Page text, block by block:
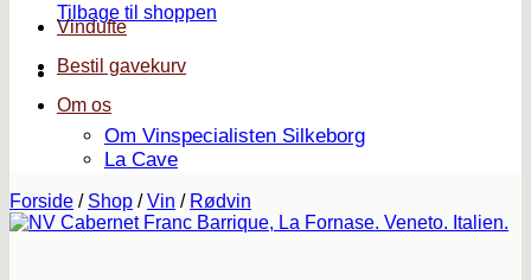
Tilbage til shoppen
Vindufte
Bestil gavekurv
Om os
Om Vinspecialisten Silkeborg
La Cave
Forside / Shop / Vin / Rødvin